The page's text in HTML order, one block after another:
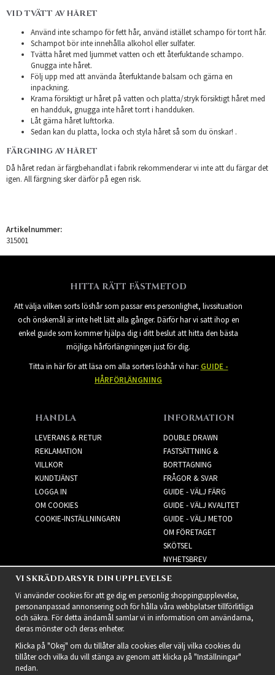
VID TVÄTT AV HÅRET
Använd inte schampo för fett hår, använd istället schampo för torrt hår.
Schampot bör inte innehålla alkohol eller sulfater.
Tvätta håret med ljummet vatten och ett återfuktande schampo.
Gnugga inte håret.
Följ upp med att använda återfuktande balsam och gärna en
inpackning.
Krama försiktigt ur håret på vatten och platta/stryk försiktigt håret med
en handduk, gnugga inte håret torrt i handduken.
Låt gärna håret lufttorka.
Sedan kan du platta, locka och styla håret så som du önskar! .
FÄRGNING AV HÅRET
Då håret redan är färgbehandlat i fabrik rekommenderar vi inte att du färgar det
igen. All färgning sker därför på egen risk.
Artikelnummer:
315001
HITTA RÄTT FÄSTMETOD
Att välja vilken sorts löshår som passar ens personlighet, livssituation
och önskemål är inte helt lätt alla gånger. Därför har vi satt ihop en
enkel guide som kommer hjälpa dig i ditt beslut att hitta den bästa
möjliga hårförlängningen just för dig.
Titta in här för att läsa om alla sorters löshår vi har: GUIDE -
HÅRFÖRLÄNGNING
HANDLA
LEVERANS & RETUR
REKLAMATION
VILLKOR
KUNDTJÄNST
LOGGA IN
OM COOKIES
COOKIE-INSTÄLLNINGARN
INFORMATION
DOUBLE DRAWN
FASTSÄTTNING &
BORTTAGNING
FRÅGOR & SVAR
GUIDE - VÄLJ FÄRG
GUIDE - VÄLJ KVALITET
GUIDE - VÄLJ METOD
OM FÖRETAGET
SKÖTSEL
NYHETSBREV
NYHETSBREV
VI SKRÄDDARSYR DIN UPPLEVELSE
Vi använder cookies för att ge dig en personlig shoppingupplevelse,
personanpassad annonsering och för hålla våra webbplatser tillförlitliga
och säkra. För detta ändamål samlar vi in information om användarna,
deras mönster och deras enheter.
Klicka på "Okej" om du tillåter alla cookies eller välj vilka cookies du
tillåter och vilka du vill stänga av genom att klicka på "Inställningar"
nedan.